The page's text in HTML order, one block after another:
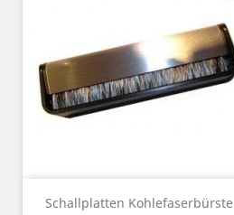
Schallplatten Kohlefaserbürste